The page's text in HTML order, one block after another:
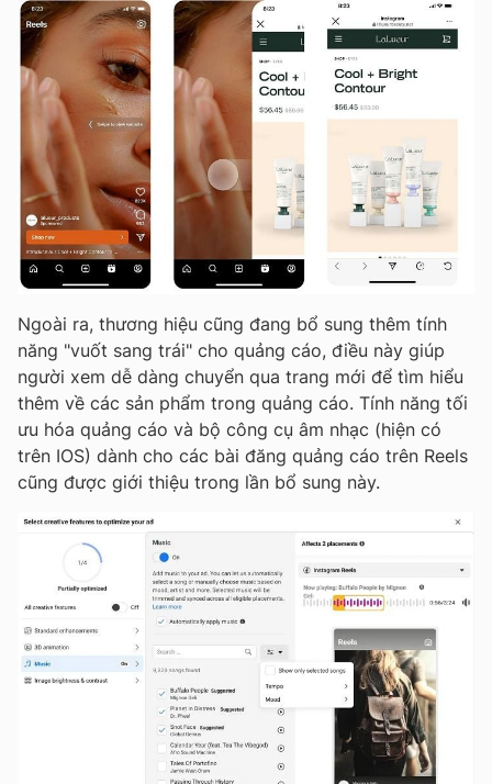
Ngoài ra, thương hiệu cũng đang bổ sung thêm tính
năng "vuốt sang trái" cho quảng cáo, điều này giúp
người xem dễ dàng chuyển qua trang mới để tìm hiểu
thêm về các sản phẩm trong quảng cáo. Tính năng tối
ưu hóa quảng cáo và bộ công cụ âm nhạc (hiện có
trên IOS) dành cho các bài đăng quảng cáo trên Reels
cũng được giới thiệu trong lần bổ sung này.